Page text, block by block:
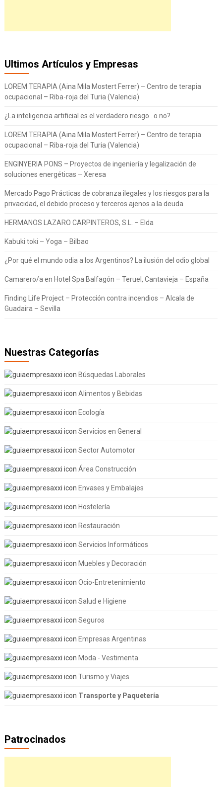
Ultimos Artículos y Empresas
LOREM TERAPIA (Aina Mila Mostert Ferrer) – Centro de terapia
ocupacional – Riba-roja del Turia (Valencia)
¿La inteligencia artificial es el verdadero riesgo.. o no?
LOREM TERAPIA (Aina Mila Mostert Ferrer) – Centro de terapia
ocupacional – Riba-roja del Turia (Valencia)
ENGINYERIA PONS – Proyectos de ingeniería y legalización de
soluciones energéticas – Xeresa
Mercado Pago Prácticas de cobranza ilegales y los riesgos para la
privacidad, el debido proceso y terceros ajenos a la deuda
HERMANOS LAZARO CARPINTEROS, S.L. – Elda
Kabuki toki – Yoga – Bilbao
¿Por qué el mundo odia a los Argentinos? La ilusión del odio global
Camarero/a en Hotel Spa Balfagón – Teruel, Cantavieja – España
Finding Life Project – Protección contra incendios – Alcala de
Guadaira – Sevilla
Nuestras Categorías
Búsquedas Laborales
Alimentos y Bebidas
Ecología
Servicios en General
Sector Automotor
Área Construcción
Envases y Embalajes
Hostelería
Restauración
Servicios Informáticos
Muebles y Decoración
Ocio-Entretenimiento
Salud e Higiene
Seguros
Empresas Argentinas
Moda - Vestimenta
Turismo y Viajes
Transporte y Paquetería
Patrocinados